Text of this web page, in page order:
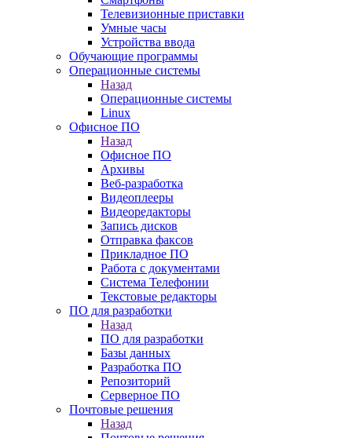
Телевизионные приставки
Умные часы
Устройства ввода
Обучающие программы
Операционные системы
Назад
Операционные системы
Linux
Офисное ПО
Назад
Офисное ПО
Архивы
Веб-разработка
Видеоплееры
Видеоредакторы
Запись дисков
Отправка факсов
Прикладное ПО
Работа с документами
Система Телефонии
Текстовые редакторы
ПО для разработки
Назад
ПО для разработки
Базы данных
Разработка ПО
Репозиторий
Серверное ПО
Почтовые решения
Назад